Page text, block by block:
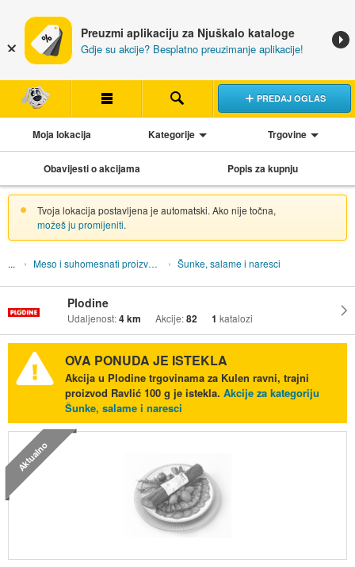
Preuzmi aplikaciju za Njuškalo kataloge
Gdje su akcije? Besplatno preuzimanje aplikacije!
PREDAJ OGLAS
Moja lokacija Kategorije Trgovine
Obavijesti o akcijama Popis za kupnju
Tvoja lokacija postavljena je automatski. Ako nije točna,
možeš ju promijeniti.
Meso i suhomesnati proizvodi Šunke, salame i naresci
Plodine
Udaljenost:4 km Akcije:82 1 katalozi
OVA PONUDA JE ISTEKLA
Akcija u Plodine trgovinama za Kulen ravni, trajni
proizvod Ravlić 100 g je istekla. Akcije za kategoriju
Šunke, salame i naresci
Aktualno